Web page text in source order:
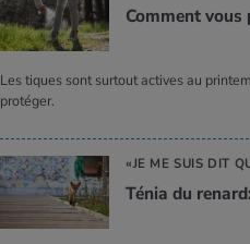
Com­ment vous
Les tiques sont surtout actives au
protéger.
«JE ME SUIS DIT
Ténia du